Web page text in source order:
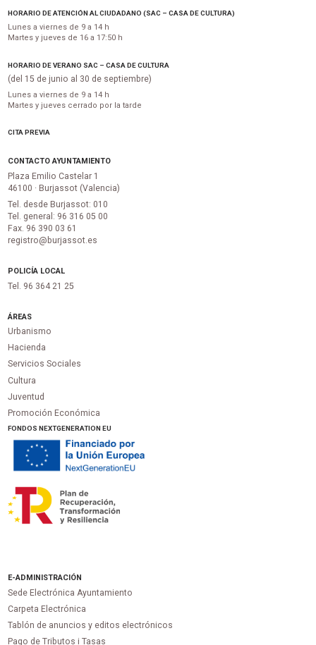
HORARIO DE ATENCIÓN AL CIUDADANO (SAC – CASA DE CULTURA)
Lunes a viernes de 9 a 14 h
Martes y jueves de 16 a 17:50 h
HORARIO DE VERANO SAC – CASA DE CULTURA
(del 15 de junio al 30 de septiembre)
Lunes a viernes de 9 a 14 h
Martes y jueves cerrado por la tarde
CITA PREVIA
CONTACTO AYUNTAMIENTO
Plaza Emilio Castelar 1
46100 · Burjassot (Valencia)
Tel. desde Burjassot: 010
Tel. general: 96 316 05 00
Fax. 96 390 03 61
registro@burjassot.es
POLICÍA LOCAL
Tel. 96 364 21 25
ÁREAS
Urbanismo
Hacienda
Servicios Sociales
Cultura
Juventud
Promoción Económica
FONDOS NEXTGENERATION EU
E-ADMINISTRACIÓN
Sede Electrónica Ayuntamiento
Carpeta Electrónica
Tablón de anuncios y editos electrónicos
Pago de Tributos i Tasas